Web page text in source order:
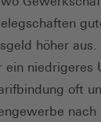
höher
niedrigeres
oft